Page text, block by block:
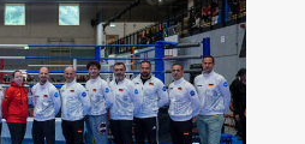
im Amt:
zieht